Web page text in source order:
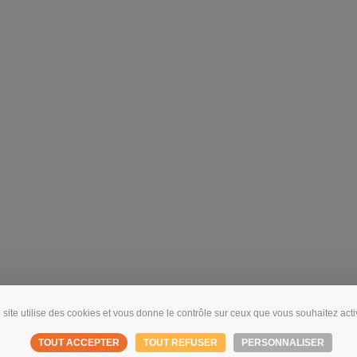
site utilise des cookies et vous donne le contrôle sur ceux que vous souhaitez
TOUT ACCEPTER TOUT REFUSER PERSONNALISER